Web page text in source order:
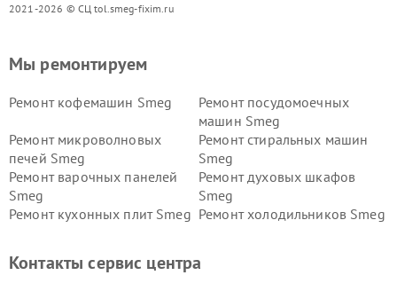
2021-2026 © СЦ tol.smeg-fixim.ru
Мы ремонтируем
Ремонт кофемашин Smeg
Ремонт посудомоечных
машин Smeg
Ремонт микроволновых
печей Smeg
Ремонт стиральных машин
Smeg
Ремонт варочных панелей
Smeg
Ремонт духовых шкафов
Smeg
Ремонт кухонных плит Smeg Ремонт холодильников Smeg
Контакты сервис центра